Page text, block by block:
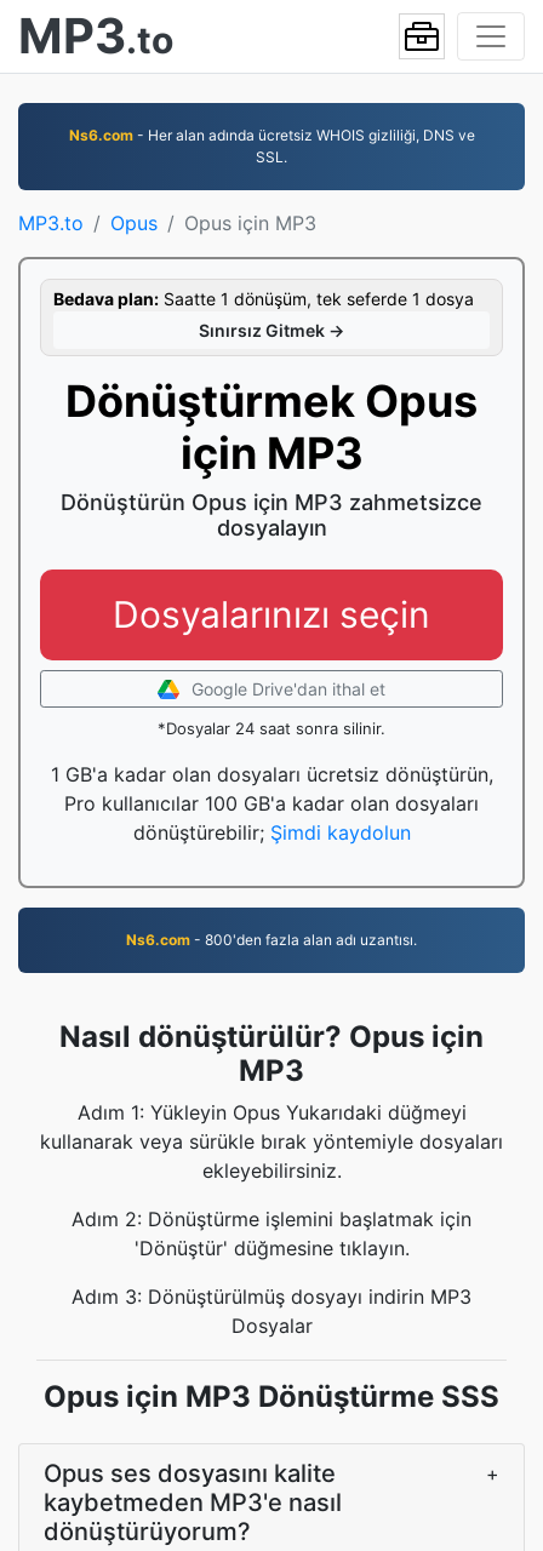
MP3.to
Ns6.com- Her alan adında ücretsiz WHOIS gizliliği, DNS ve
SSL.
MP3.to Opus Opus için MP3
Bedava plan: Saatte 1 dönüşüm, tek seferde 1 dosya
Sınırsız Gitmek →
Dönüştürmek Opus
için MP3
Dönüştürün Opus için MP3 zahmetsizce
dosyalayın
Dosyalarınızı seçin
Google Drive'dan ithal et
*Dosyalar 24 saat sonra silinir.
1 GB'a kadar olan dosyaları ücretsiz dönüştürün,
Pro kullanıcılar 100 GB'a kadar olan dosyaları
dönüştürebilir; Şimdi kaydolun
Ns6.com - 800'den fazla alan adı uzantısı.
Nasıl dönüştürülür? Opus için
MP3
Adım 1: Yükleyin Opus Yukarıdaki düğmeyi
kullanarak veya sürükle bırak yöntemiyle dosyaları
ekleyebilirsiniz.
Adım 2: Dönüştürme işlemini başlatmak için
'Dönüştür' düğmesine tıklayın.
Adım 3: Dönüştürülmüş dosyayı indirin MP3
Dosyalar
Opus için MP3 Dönüştürme SSS
Opus ses dosyasını kalite
kaybetmeden MP3'e nasıl
dönüştürüyorum?
+